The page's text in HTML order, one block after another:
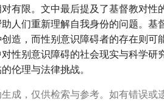
有限。文中最后提及了基督教对性
人们重新理解自我身份的问题。基
造，而性别意识障碍者的存在则可
性别意识障碍的社会现实与科学研
伦理与法律挑战。
成，仅供检索与参考。如有错误或